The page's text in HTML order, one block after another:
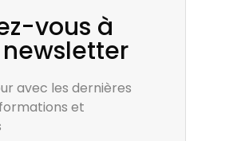
vous à
avec les dernières
et